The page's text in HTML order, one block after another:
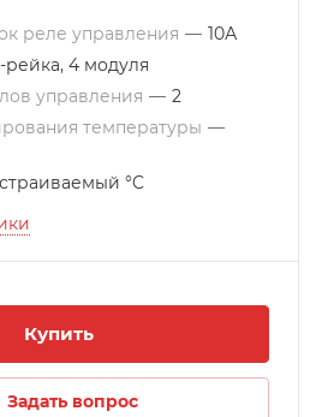
реле управления — 10А
рейка, 4 модуля
управления — 2
температуры —
°C
Купить
Задать вопрос